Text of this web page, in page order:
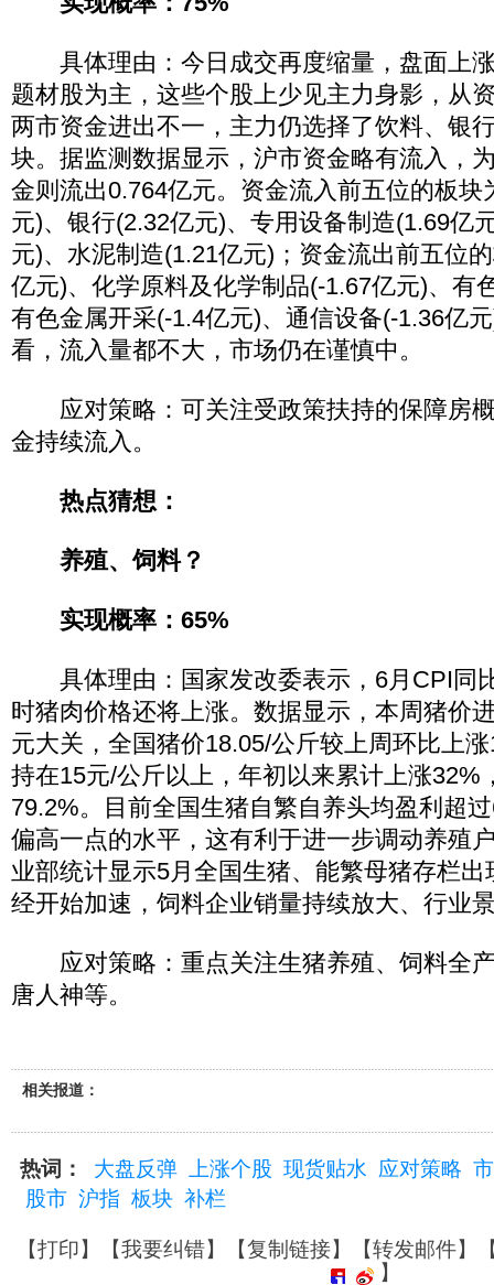
具体理由：今日成交再度缩量，盘面上
题材股为主，这些个股上少见主力身影，从
两市资金进出不一，主力仍选择了饮料、银
块。据监测数据显示，沪市资金略有流入，
金则流出0.764亿元。资金流入前五位的板块
元)、银行(2.32亿元)、专用设备制造(1.69亿
元)、水泥制造(1.21亿元)；资金流出前五位
亿元)、化学原料及化学制品(-1.67亿元)、有
有色金属开采(-1.4亿元)、通信设备(-1.36亿
看，流入量都不大，市场仍在谨慎中。
应对策略：可关注受政策扶持的保障房
金持续流入。
热点猜想：
养殖、饲料？
实现概率：65%
具体理由：国家发改委表示，6月CPI同
时猪肉价格还将上涨。数据显示，本周猪价
元大关，全国猪价18.05/公斤较上周环比上
持在15元/公斤以上，年初以来累计上涨32%
79.2%。目前全国生猪自繁自养头均盈利超
偏高一点的水平，这有利于进一步调动养殖
业部统计显示5月全国生猪、能繁母猪存栏
经开始加速，饲料企业销量持续放大、行业
应对策略：重点关注生猪养殖、饲料全
唐人神等。
相关报道：
热词： 大盘反弹 上涨个股 现货贴水 应对策略
股市 沪指 板块 补栏
【打印】【我要纠错】【复制链接】【转发邮件】
】